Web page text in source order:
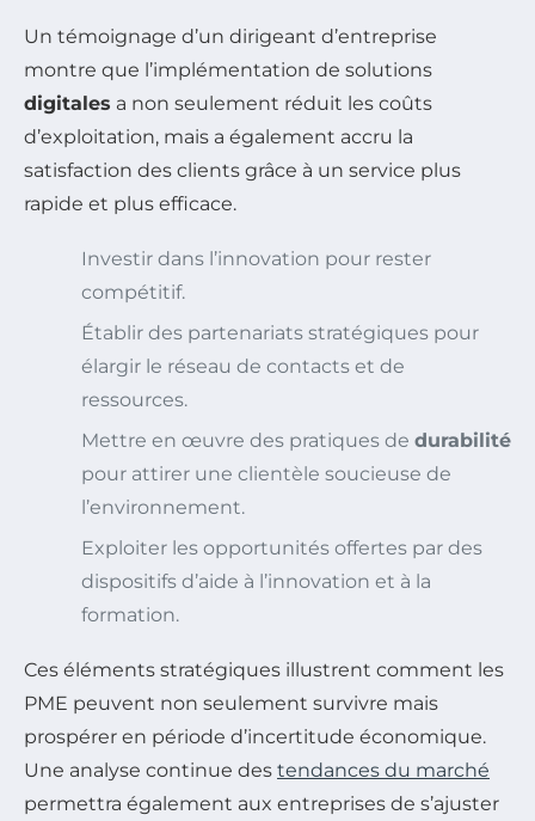
Un témoignage d’un dirigeant d’entreprise
montre que l’implémentation de solutions
digitales a non seulement réduit les coûts
d’exploitation, mais a également accru la
satisfaction des clients grâce à un service plus
rapide et plus efficace.
Investir dans l’innovation pour rester
compétitif.
Établir des partenariats stratégiques pour
élargir le réseau de contacts et de
ressources.
Mettre en œuvre des pratiques de durabilité
pour attirer une clientèle soucieuse de
l’environnement.
Exploiter les opportunités offertes par des
dispositifs d’aide à l’innovation et à la
formation.
Ces éléments stratégiques illustrent comment les
PME peuvent non seulement survivre mais
prospérer en période d’incertitude économique.
Une analyse continue des tendances du marché
permettra également aux entreprises de s’ajuster